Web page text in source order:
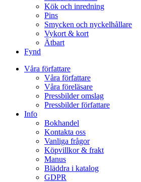
Kök och inredning
Pins
Smycken och nyckelhållare
Vykort & kort
Ätbart
Fynd
Våra författare
Våra författare
Våra föreläsare
Pressbilder omslag
Pressbilder författare
Info
Bokhandel
Kontakta oss
Vanliga frågor
Köpvillkor & frakt
Manus
Bläddra i katalog
GDPR